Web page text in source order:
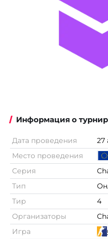
Информация о
Дата проведения
27
Место проведения
Серия
Тип
Тир
4
Организаторы
Игра